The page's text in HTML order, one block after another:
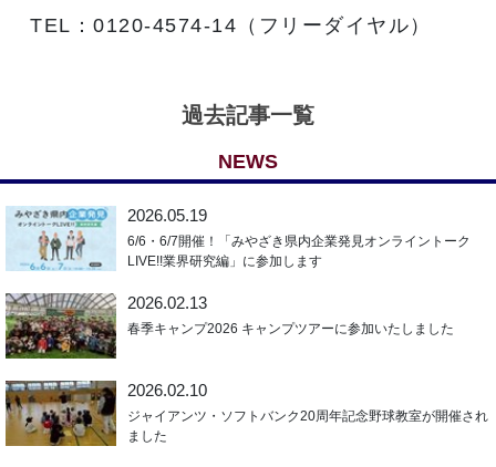
TEL：0120-4574-14（フリーダイヤル）
過去記事一覧
NEWS
2026.05.19
6/6・6/7開催！「みやざき県内企業発見オンライントーク
LIVE!!業界研究編」に参加します
2026.02.13
春季キャンプ2026 キャンプツアーに参加いたしました
2026.02.10
ジャイアンツ・ソフトバンク20周年記念野球教室が開催され
ました